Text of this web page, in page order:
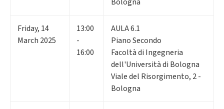
Friday, 14
March 2025
13:00
-
16:00
AULA 6.1
Piano Secondo
Facoltà di Ingegneria
dell'Università di Bologna
Viale del Risorgimento, 2 -
Bologna